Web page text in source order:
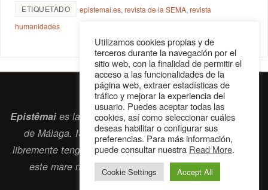
ETIQUETADO epistemai.es,revista de la SEMA,revista
humanidades
Epistêmaies la revista digital de la Sociedad Erasmiana
de Málaga. ISSN 2697-2468. Bienvenidos cuantos
libremente tengan algo que intercambiar navegando por
este mare nostrumque es el océano erasmiano.
contacto@epistemai.es
Utilizamos cookies propias y de
terceros durante la navegación por el
sitio web, con la finalidad de permitir el
acceso a las funcionalidades de la
página web, extraer estadísticas de
tráfico y mejorar la experiencia del
usuario. Puedes aceptar todas las
cookies, así como seleccionar cuáles
deseas habilitar o configurar sus
preferencias. Para más información,
puede consultar nuestra Read More.
Cookie Settings Accept All